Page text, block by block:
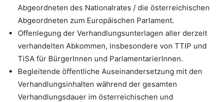
Abgeordneten des Nationalrates / die österreichischen
Abgeordneten zum Europäischen Parlament.
Offenlegung der Verhandlungsunterlagen aller derzeit
verhandelten Abkommen, insbesondere von TTIP und
TiSA für BürgerInnen und ParlamentarierInnen.
Begleitende öffentliche Auseinandersetzung mit den
Verhandlungsinhalten während der gesamten
Verhandlungsdauer im österreichischen und